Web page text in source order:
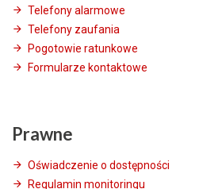
Telefony alarmowe
Telefony zaufania
Pogotowie ratunkowe
Formularze kontaktowe
Prawne
Oświadczenie o dostępności
Regulamin monitoringu